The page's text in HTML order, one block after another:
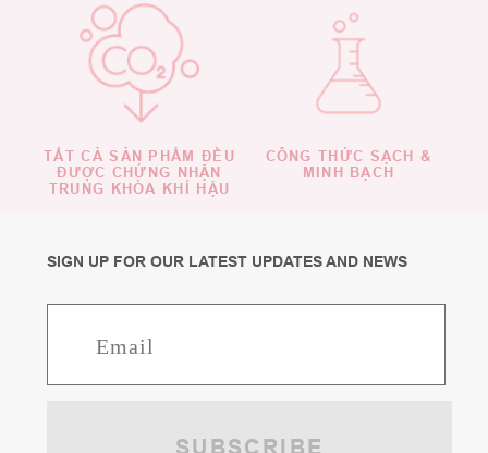
TẤT CẢ SẢN PHẨM ĐỀU
ĐƯỢC CHỨNG NHẬN
TRUNG KHÒA KHÍ HẬU
CÔNG THỨC SẠCH &
MINH BẠCH
SIGN UP FOR OUR LATEST UPDATES AND NEWS